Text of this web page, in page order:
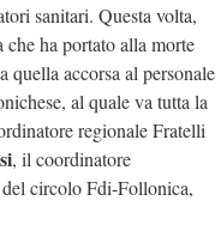
sanitari. Questa volta,
ha portato alla morte
quella accorsa al personale
al quale va tutta la
regionale Fratelli
, il coordinatore
circolo Fdi-Follonica,